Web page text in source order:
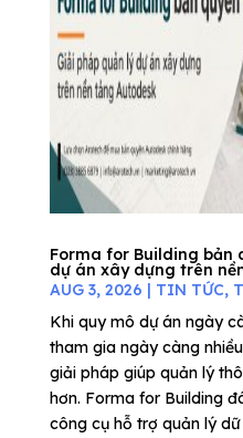
Forma for Building bản
dự án xây dựng trên
AUG 3, 2026 | TIN TỨC,
Khi quy mô dự án ngày
tham gia ngày càng
giải pháp giúp quản lý
hơn. Forma for Building
công cụ hỗ trợ quản lý